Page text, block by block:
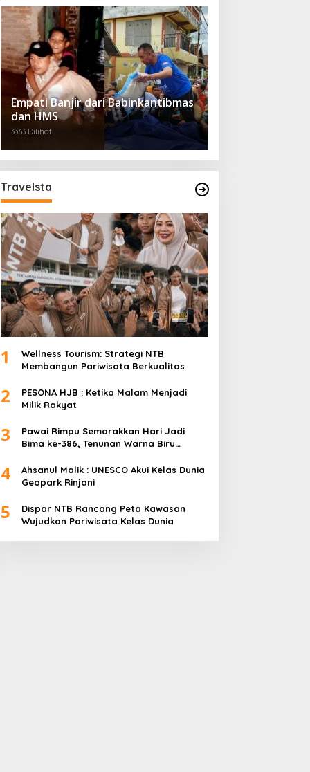
Empati Banjir dari Babinkantibmas
dan HMS
3363 Dilihat
Travelsta
1
Wellness Tourism: Strategi NTB
Membangun Pariwisata Berkualitas
2
PESONA HJB : Ketika Malam Menjadi
Milik Rakyat
3
Pawai Rimpu Semarakkan Hari Jadi
Bima ke-386, Tenunan Warna Biru
4
Ahsanul Malik : UNESCO Akui Kelas Dunia
Geopark Rinjani
5
Dispar NTB Rancang Peta Kawasan
Wujudkan Pariwisata Kelas Dunia